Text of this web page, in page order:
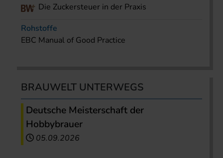
Die Zuckersteuer in der Praxis
Rohstoffe
EBC Manual of Good Practice
BRAUWELT UNTERWEGS
Deutsche Meisterschaft der
Hobbybrauer
05.09.2026